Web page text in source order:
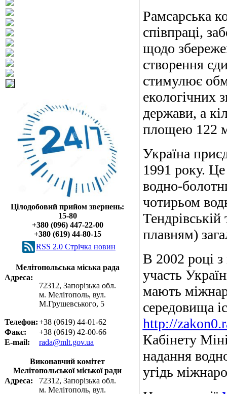
Цілодобовий прийом звернень:
15-80
+380 (096) 447-22-00
+380 (619) 44-80-15
RSS 2.0 Cтрічка новин
Мелітопольська міська рада
Адреса:
72312, Запорізька обл.
м. Мелітополь, вул.
М.Грушевського, 5
Телефон:+38 (0619) 44-01-62
Факс:
+38 (0619) 42-00-66
E-mail:
rada@mlt.gov.ua
Виконавчий комітет
Мелітопольської міської ради
Адреса:
72312, Запорізька обл.
м. Мелітополь, вул.
Рамсарська
співпраці,
щодо
створення
стимулює
екологічних
держави, а
площею 122
Україна
1991 року.
водно-
чотирьом
Тендрівській
плавням)
В 2002 році з
участь
мають
середовища
http://
Кабінету
надання
угідь